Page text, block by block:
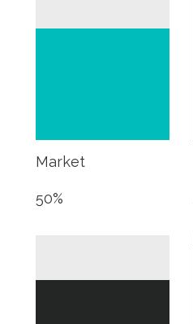
Market
50%